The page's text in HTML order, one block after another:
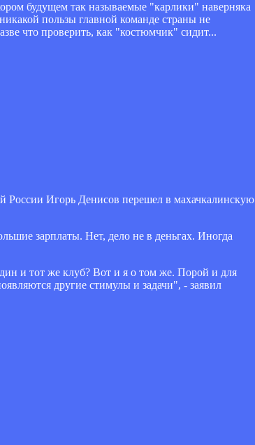
будущем так называемые "карлики" наверняка
пользы главной команде страны не
что проверить, как "костюмчик" сидит...
Игорь Денисов перешел в махачкалинскую
зарплаты. Нет, дело не в деньгах. Иногда
и тот же клуб? Вот и я о том же. Порой и для
другие стимулы и задачи", - заявил